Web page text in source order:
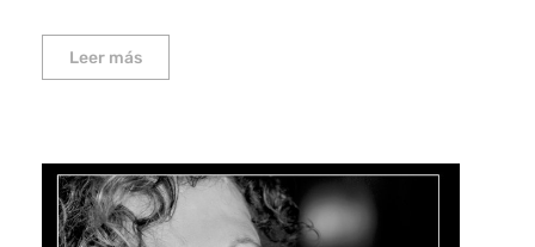
Leer más